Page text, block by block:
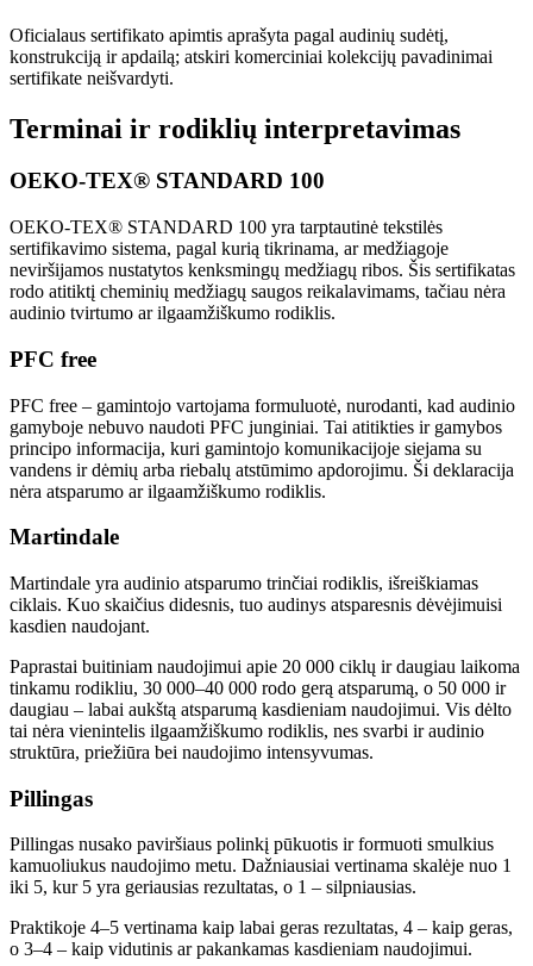
Oficialaus sertifikato apimtis aprašyta pagal audinių sudėtį,
konstrukciją ir apdailą; atskiri komerciniai kolekcijų pavadinimai
sertifikate neišvardyti.
Terminai ir rodiklių interpretavimas
OEKO-TEX® STANDARD 100
OEKO-TEX® STANDARD 100 yra tarptautinė tekstilės
sertifikavimo sistema, pagal kurią tikrinama, ar medžiagoje
neviršijamos nustatytos kenksmingų medžiagų ribos. Šis sertifikatas
rodo atitiktį cheminių medžiagų saugos reikalavimams, tačiau nėra
audinio tvirtumo ar ilgaamžiškumo rodiklis.
PFC free
PFC free – gamintojo vartojama formuluotė, nurodanti, kad audinio
gamyboje nebuvo naudoti PFC junginiai. Tai atitikties ir gamybos
principo informacija, kuri gamintojo komunikacijoje siejama su
vandens ir dėmių arba riebalų atstūmimo apdorojimu. Ši deklaracija
nėra atsparumo ar ilgaamžiškumo rodiklis.
Martindale
Martindale yra audinio atsparumo trinčiai rodiklis, išreiškiamas
ciklais. Kuo skaičius didesnis, tuo audinys atsparesnis dėvėjimuisi
kasdien naudojant.
Paprastai buitiniam naudojimui apie 20 000 ciklų ir daugiau laikoma
tinkamu rodikliu, 30 000–40 000 rodo gerą atsparumą, o 50 000 ir
daugiau – labai aukštą atsparumą kasdieniam naudojimui. Vis dėlto
tai nėra vienintelis ilgaamžiškumo rodiklis, nes svarbi ir audinio
struktūra, priežiūra bei naudojimo intensyvumas.
Pillingas
Pillingas nusako paviršiaus polinkį pūkuotis ir formuoti smulkius
kamuoliukus naudojimo metu. Dažniausiai vertinama skalėje nuo 1
iki 5, kur 5 yra geriausias rezultatas, o 1 – silpniausias.
Praktikoje 4–5 vertinama kaip labai geras rezultatas, 4 – kaip geras,
o 3–4 – kaip vidutinis ar pakankamas kasdieniam naudojimui.